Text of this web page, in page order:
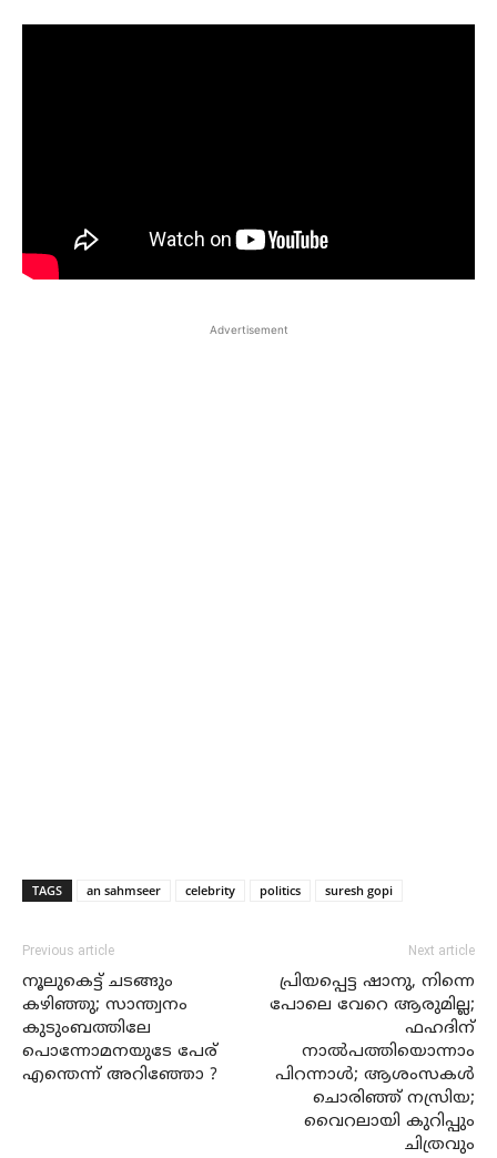
Advertisement
TAGS an sahmseer celebrity politics suresh gopi
Previous article
നൂലുകെട്ട് ചടങ്ങും
കഴിഞ്ഞു; സാന്ത്വനം
കുടുംബത്തിലേ
പൊന്നോമനയുടേ പേര്
എന്തെന്ന് അറിഞ്ഞോ ?
Next article
പ്രിയപ്പെട്ട ഷാനു, നിന്നെ
പോലെ വേറെ ആരുമില്ല;
ഫഹദിന്
നാൽപത്തിയൊന്നാം
പിറന്നാൾ; ആശംസകൾ
ചൊരിഞ്ഞ് നസ്രിയ;
വൈറലായി കുറിപ്പും
ചിത്രവും